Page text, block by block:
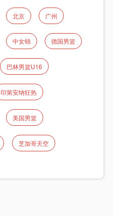
北京 广州
中女锦 德国男篮
巴林男篮U16
印第安纳狂热
美国男篮
芝加哥天空